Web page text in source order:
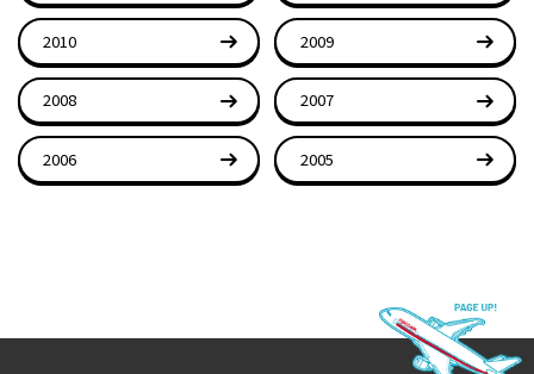
2010 2009
2008 2007
2006 2005